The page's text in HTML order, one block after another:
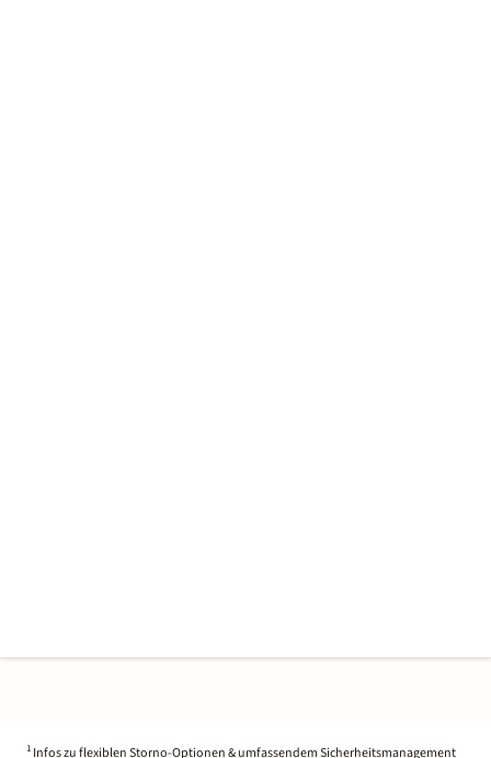
1 Infos zu flexiblen Storno-Optionen & umfassendem Sicherheitsmanagement